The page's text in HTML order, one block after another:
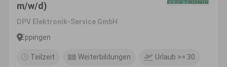
m/w/d)
DPV Elektronik-Service GmbH
Eppingen
Teilzeit Weiterbildungen Urlaub >= 30